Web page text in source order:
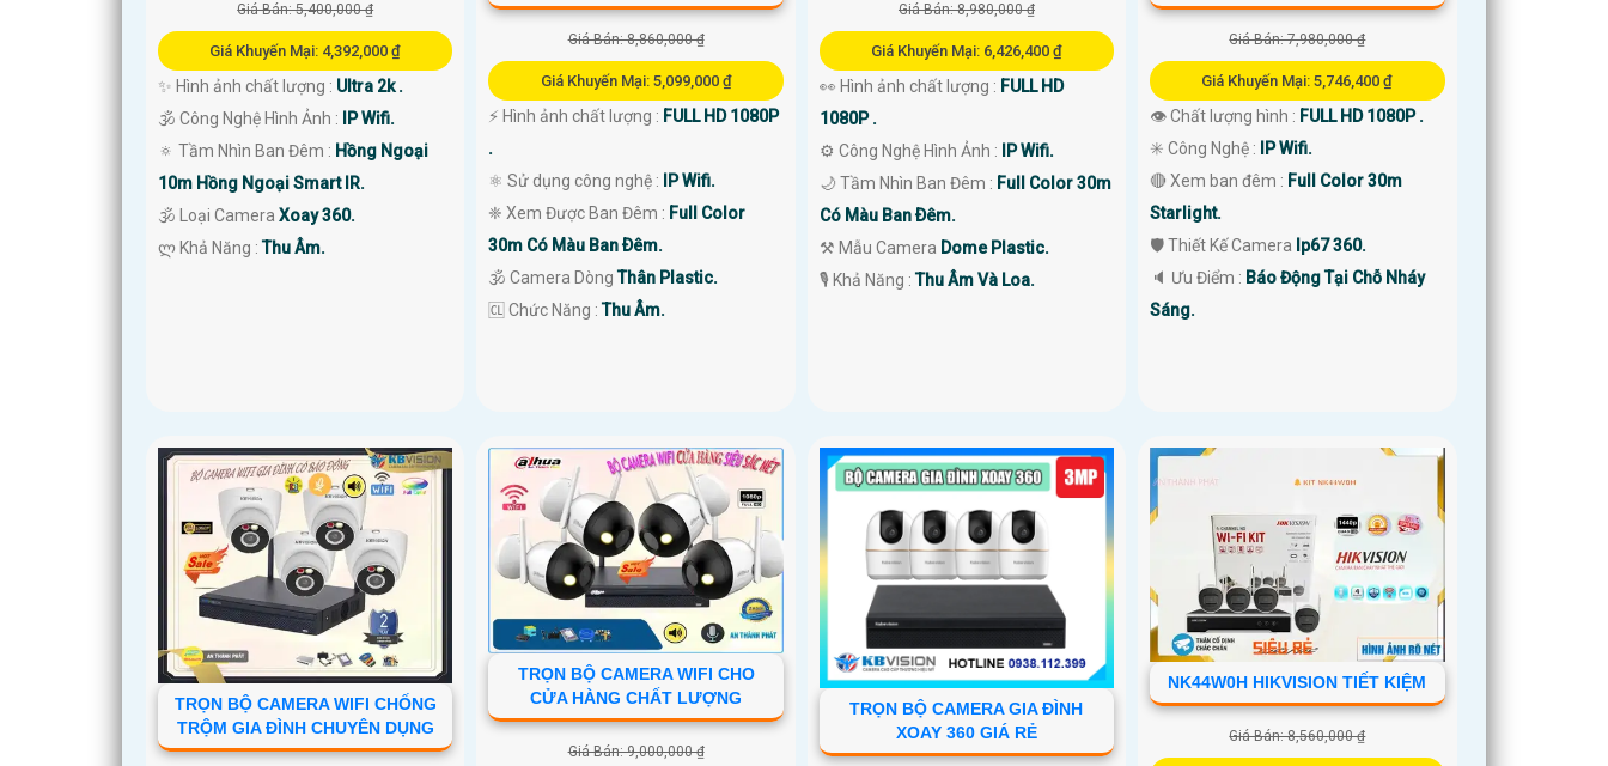
Giá Bán: 5,400,000 ₫
Giá Khuyến Mại: 4,392,000 ₫
✨ Hình ảnh chất lượng : Ultra 2k .
🕉️ Công Nghệ Hình Ảnh :
IP Wifi.
🔅 Tầm Nhìn Ban Đêm : Hồng Ngoại
10m Hồng Ngoại Smart IR.
🕉️ Loại Camera Xoay 360.
️ლ Khả Năng :Thu Âm.
Giá Bán: 8,860,000 ₫
Giá Khuyến Mại: 5,099,000 ₫
️⚡ Hình ảnh chất lượng : FULL HD 1080P
.
⚛️ Sử dụng công nghệ :
IP Wifi.
❈ Xem Được Ban Đêm : Full Color
30m Có Màu Ban Ðêm.
🕉️ Camera DòngThân Plastic.
️🆑 Chức Năng :Thu Âm.
Giá Bán: 8,980,000 ₫
Giá Khuyến Mại: 6,426,400 ₫
👀 Hình ảnh chất lượng : FULL HD
1080P .
⚙ Công Nghệ Hình Ảnh :
IP Wifi.
🌙 Tầm Nhìn Ban Đêm : Full Color 30m
Có Màu Ban Ðêm.
⚒ Mẫu Camera Dome Plastic.
️🎙 Khả Năng :Thu Âm Và Loa.
Giá Bán: 7,980,000 ₫
Giá Khuyến Mại: 5,746,400 ₫
👁 Chất lượng hình : FULL HD 1080P .
✳️ Công Nghệ :
IP Wifi.
🔴 Xem ban đêm : Full Color 30m
Starlight.
🛡 Thiết Kế Camera Ip67 360.
️🔈 Ưu Điểm : Báo Động Tại Chỗ Nháy
Sáng.
TRỌN BỘ CAMERA WIFI CHỐNG
TRỘM GIA ĐÌNH CHUYÊN DỤNG
TRỌN BỘ CAMERA WIFI CHO
CỬA HÀNG CHẤT LƯỢNG
Giá Bán: 9,000,000 ₫
TRỌN BỘ CAMERA GIA ĐÌNH
XOAY 360 GIÁ RẺ
NK44W0H HIKVISION TIẾT KIỆM
Giá Bán: 8,560,000 ₫